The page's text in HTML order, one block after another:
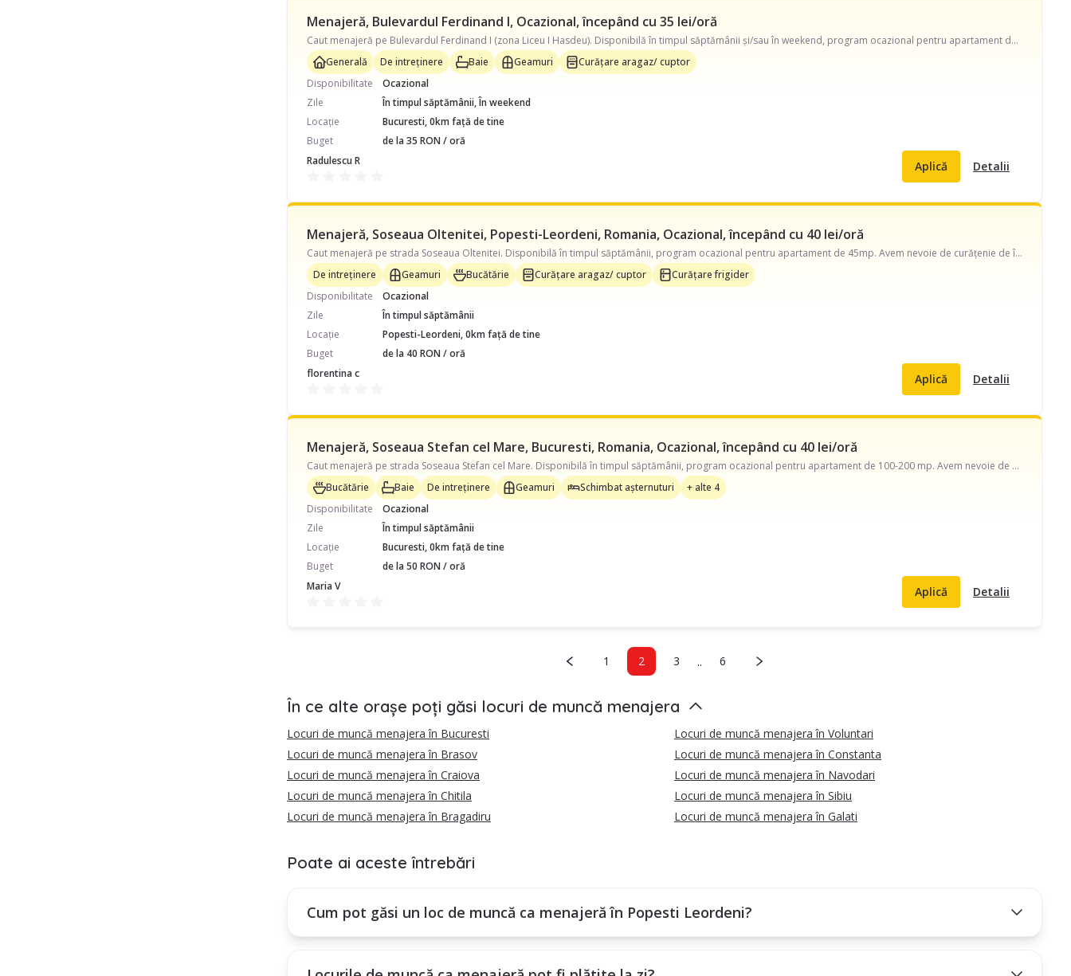
Menajeră, Bulevardul Ferdinand I, Ocazional, începând cu 35 lei/oră
Caut menajeră pe Bulevardul Ferdinand I (zona Liceu I Hasdeu). Disponibilă în timpul săptămânii și/sau în weekend, program ocazional pentru apartament de 70 mp. Avem nevoie si de curățenie generală, dar in principiu de curățenie de întreținere, curățenie baie, curățenie geamuri și ajutor cu curățarea aragazului/ cuptorului. Oferim toate instrumentele si substantele necesare.
Generală
De intreținere Baie Geamuri
Curățare aragaz/ cuptor
Disponibilitate
Ocazional
Zile
În timpul săptămânii, În weekend
Locație
Bucuresti, 0km față de tine
Buget
de la 35 RON / oră
Radulescu R
Aplică Detalii
Menajeră, Soseaua Oltenitei, Popesti-Leordeni, Romania, Ocazional, începând cu 40 lei/oră
Caut menajeră pe strada Soseaua Oltenitei. Disponibilă în timpul săptămânii, program ocazional pentru apartament de 45mp. Avem nevoie de curățenie de întreținere, curățenie geamuri, curățenie bucătărie și ajutor cu curățare aragaz/cuptor, curățare frigider.
De intreținere
Geamuri Bucătărie Curățare aragaz/ cuptor
Curățare frigider
Disponibilitate
Ocazional
Zile
În timpul săptămânii
Locație
Popesti-Leordeni, 0km față de tine
Buget
de la 40 RON / oră
florentina c
Aplică Detalii
Menajeră, Soseaua Stefan cel Mare, Bucuresti, Romania, Ocazional, începând cu 40 lei/oră
Caut menajeră pe strada Soseaua Stefan cel Mare. Disponibilă în timpul săptămânii, program ocazional pentru apartament de 100-200 mp. Avem nevoie de curățenie bucătărie, curățenie baie, curățenie de întreținere și curățenie geamuri și ajutor cu schimbat așternuturi, curățare aragaz/cuptor, curățare frigider, îngrijire plante, spălat/călcat rufe. Preferăm pe cineva cu echipament propriu.
Bucătărie
Baie De intreținere Geamuri Schimbat așternuturi
+ alte 4
Disponibilitate
Ocazional
Zile
În timpul săptămânii
Locație
Bucuresti, 0km față de tine
Buget
de la 50 RON / oră
Maria V
Aplică Detalii
1 2 3 .. 6
În ce alte orașe poți găsi locuri de muncă menajera
Locuri de muncă menajera în Bucuresti
Locuri de muncă menajera în Voluntari
Locuri de muncă menajera în Brasov
Locuri de muncă menajera în Constanta
Locuri de muncă menajera în Craiova
Locuri de muncă menajera în Navodari
Locuri de muncă menajera în Chitila
Locuri de muncă menajera în Sibiu
Locuri de muncă menajera în Bragadiru
Locuri de muncă menajera în Galati
Poate ai aceste întrebări
Cum pot găsi un loc de muncă ca menajeră în Popesti Leordeni?